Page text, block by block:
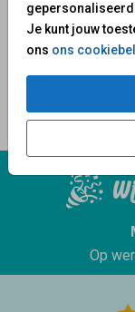
Je kunt jouw
ons ons
Op